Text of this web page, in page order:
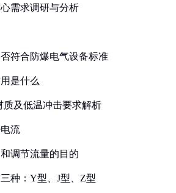
需求调研与分析
符合防爆电气设备标准
是什么
质及低温冲击要求解析
流
调节流量的目的
种：Y型、J型、Z型